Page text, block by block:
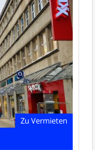
Zu Vermieten